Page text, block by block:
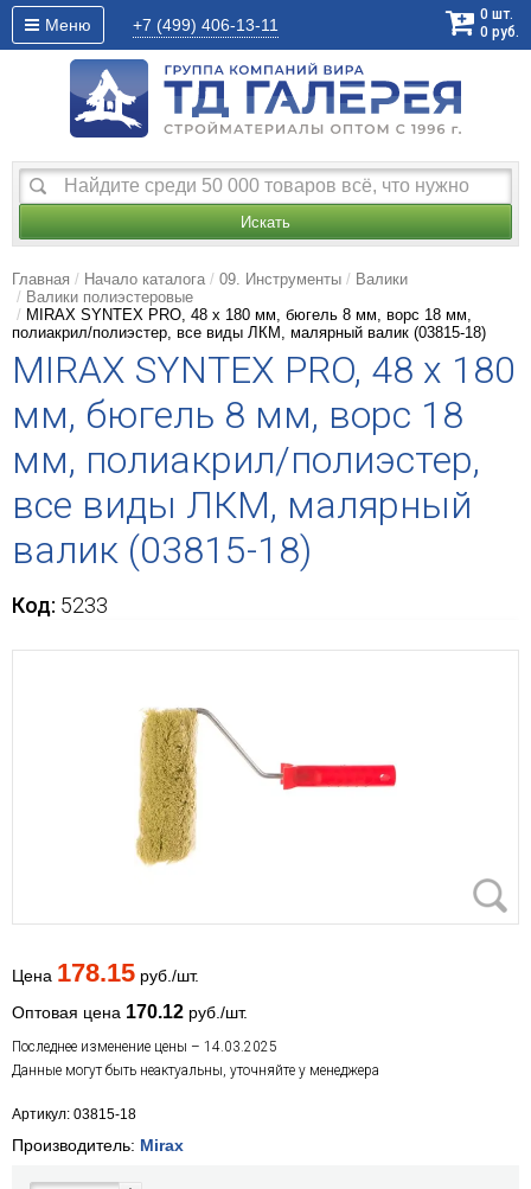
Меню +7 (499) 406-13-11
0 шт.
0 руб.
Искать
Главная Начало каталога 09. Инструменты
Валики
Валики полиэстеровые
MIRAX SYNTEX PRO, 48 х 180 мм, бюгель 8 мм, ворс 18 мм,
полиакрил/полиэстер, все виды ЛКМ, малярный валик (03815-18)
MIRAX SYNTEX PRO, 48 х 180
мм, бюгель 8 мм, ворс 18
мм, полиакрил/полиэстер,
все виды ЛКМ, малярный
валик (03815-18)
Код: 5233
Цена 178.15 руб./шт.
Оптовая цена 170.12 руб./шт.
Последнее изменение цены – 14.03.2025
Данные могут быть неактуальны, уточняйте у менеджера
Артикул: 03815-18
Производитель: Mirax